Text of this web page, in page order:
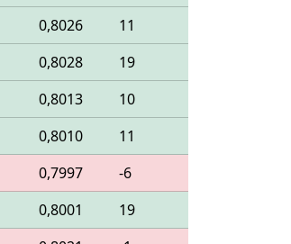
0,8026
11
0,8028
19
0,8013
10
0,8010
11
0,7997
-6
0,8001
19